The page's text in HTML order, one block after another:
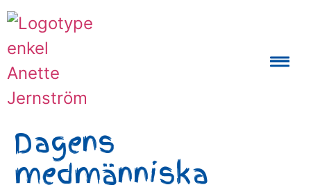
Dagens
medmänniska